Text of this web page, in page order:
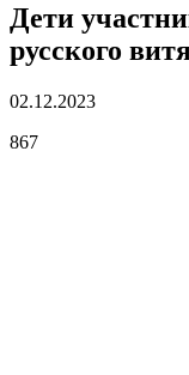
Дети
русского
02.12.2023
867